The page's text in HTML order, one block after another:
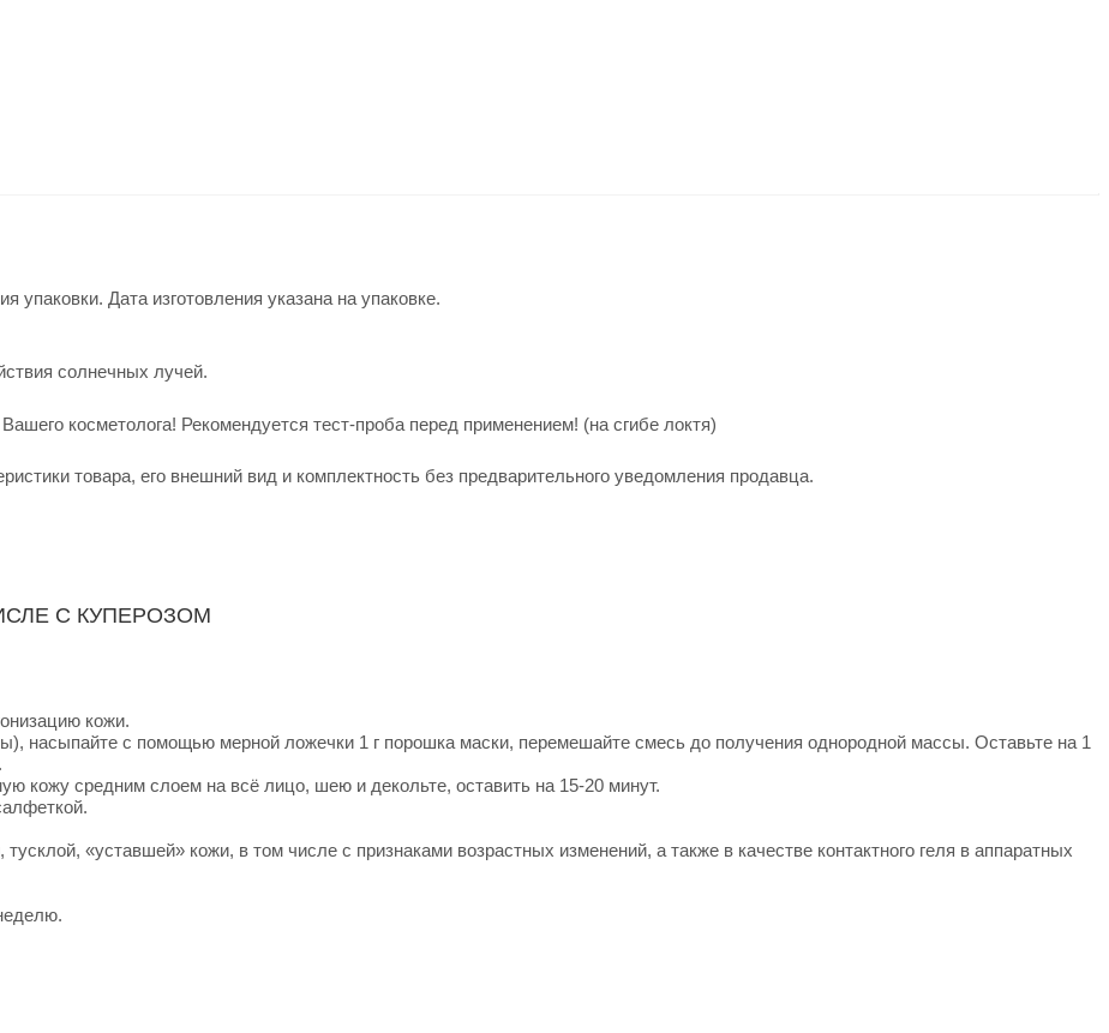
упаковки. Дата изготовления указана на упаковке.
солнечных лучей.
косметолога! Рекомендуется тест-проба перед применением! (на сгибе локтя)
товара, его внешний вид и комплектность без предварительного уведомления продавца.
С КУПЕРОЗОМ
кожи.
насыпайте с помощью мерной ложечки 1 г порошка маски, перемешайте смесь до получения однородной массы. Оставьте на 1
кожу средним слоем на всё лицо, шею и декольте, оставить на 15-20 минут.
«уставшей» кожи, в том числе с признаками возрастных изменений, а также в качестве контактного геля в аппаратных